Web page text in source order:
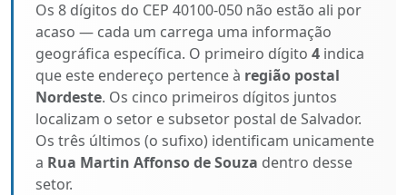
Os 8 dígitos do CEP 40100-050 não estão ali por
acaso — cada um carrega uma informação
geográfica específica. O primeiro dígito 4 indica
que este endereço pertence à região postal
Nordeste. Os cinco primeiros dígitos juntos
localizam o setor e subsetor postal de Salvador.
Os três últimos (o sufixo) identificam unicamente
a Rua Martin Affonso de Souza dentro desse
setor.